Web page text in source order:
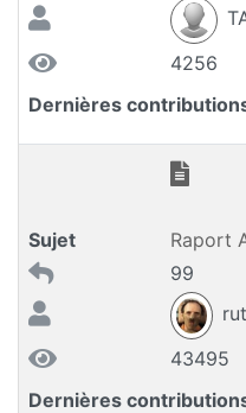
4256
Dernières
Sujet
Raport
99
43495
Dernières